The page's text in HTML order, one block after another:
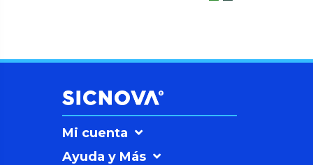
Mi cuenta
Ayuda y Más